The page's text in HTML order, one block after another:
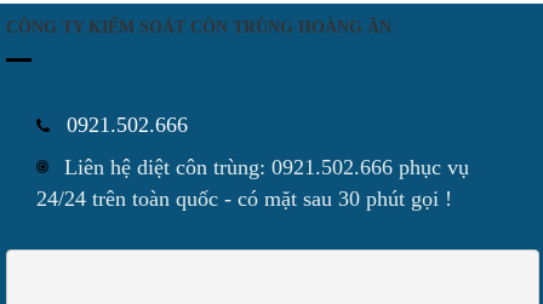
CÔNG TY KIỂM SOÁT CÔN TRÙNG HOÀNG ÂN
0921.502.666
Liên hệ diệt côn trùng: 0921.502.666 phục vụ
24/24 trên toàn quốc - có mặt sau 30 phút gọi !